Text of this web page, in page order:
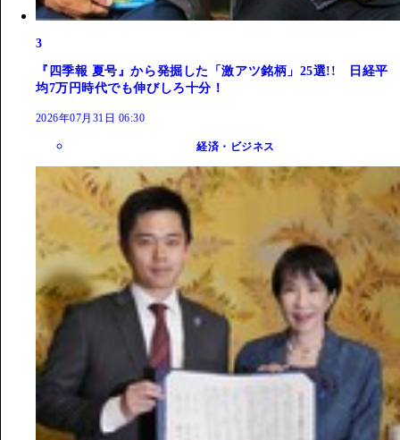
3
『四季報 夏号』から発掘した「激アツ銘柄」25選!! 日経平
均7万円時代でも伸びしろ十分！
2026年07月31日 06:30
経済・ビジネス